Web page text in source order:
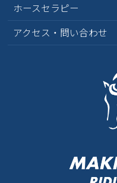
ホースセラピー
アクセス・問い合わせ